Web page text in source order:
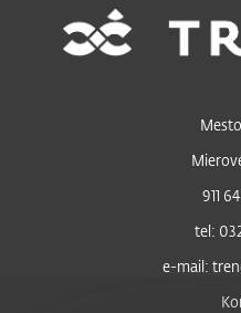
911
tel:
e-mail: